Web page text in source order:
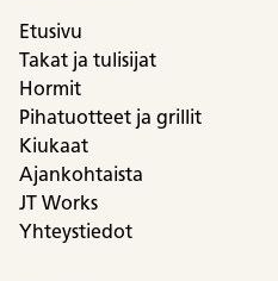
Etusivu
Takat ja tulisijat
Hormit
Pihatuotteet ja grillit
Kiukaat
Ajankohtaista
JT Works
Yhteystiedot